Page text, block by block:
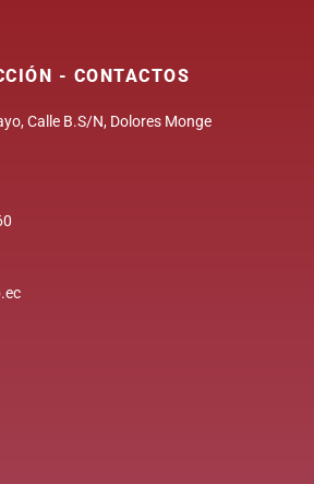
- CONTACTOS
Calle B.S/N, Dolores Monge